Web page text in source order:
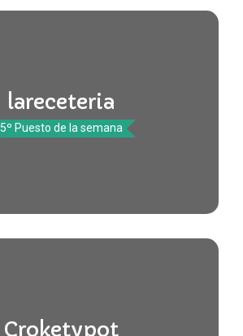
lareceteria
5º Puesto de la semana
Croketypot